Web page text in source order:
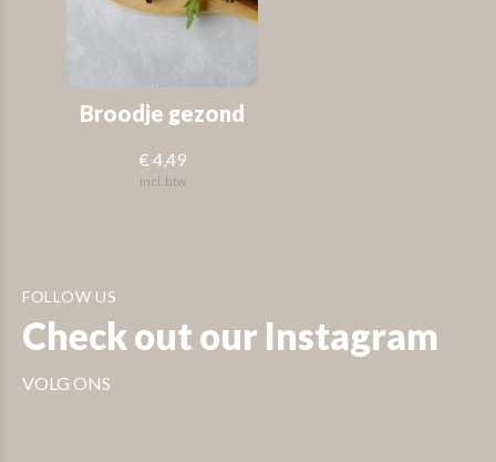
Broodje gezond
€ 4,49
Incl. btw
FOLLOW US
Check out our Instagram
VOLG ONS